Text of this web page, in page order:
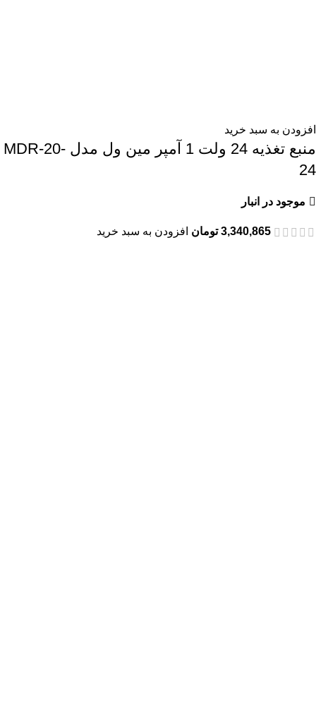
افزودن به سبد خرید
منبع تغذیه 24 ولت 1 آمپر مین ول مدل MDR-20-
24
موجود در انبار
3,340,865 تومان افزودن به سبد خرید